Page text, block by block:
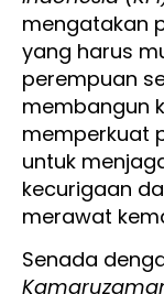
mengatakan
yang harus
perempuan
membangun
memperkuat
untuk
kecurigaan
merawat
Senada